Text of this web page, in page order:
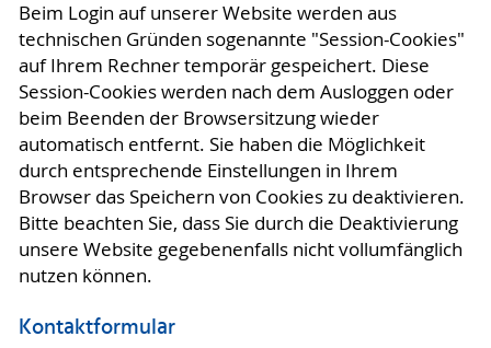
Beim Login auf unserer Website werden aus
technischen Gründen sogenannte "Session-Cookies"
auf Ihrem Rechner temporär gespeichert. Diese
Session-Cookies werden nach dem Ausloggen oder
beim Beenden der Browsersitzung wieder
automatisch entfernt. Sie haben die Möglichkeit
durch entsprechende Einstellungen in Ihrem
Browser das Speichern von Cookies zu deaktivieren.
Bitte beachten Sie, dass Sie durch die Deaktivierung
unsere Website gegebenenfalls nicht vollumfänglich
nutzen können.
Kontaktformular